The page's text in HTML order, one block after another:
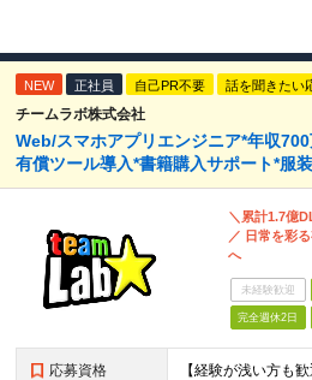
NEW 正社員 自己PR不要 話を聞きたい
チームラボ株式会社
Web/スマホアプリエンジニア*年収
有償ツール導入*書籍購入サポート*服
＼累計1.7億
／ 日常を彩
へ
未経験歓迎
完全週休2日
応募資格